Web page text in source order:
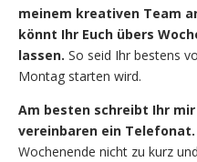
meinem kreativen Team
könnt Ihr Euch übers
lassen. So seid Ihr bestens
Montag starten wird.
Am besten schreibt Ihr
vereinbaren ein Telefonat.
Wochenende nicht zu kurz